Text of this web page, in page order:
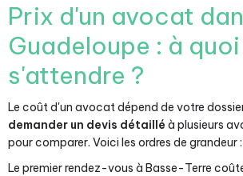
Prix d'un avocat
Guadeloupe : à quoi
s'attendre ?
Le coût d'un avocat dépend de votre
demander un devis détaillé à plusieurs
pour comparer. Voici les ordres de grandeur :
Le premier rendez-vous à Basse-Terre